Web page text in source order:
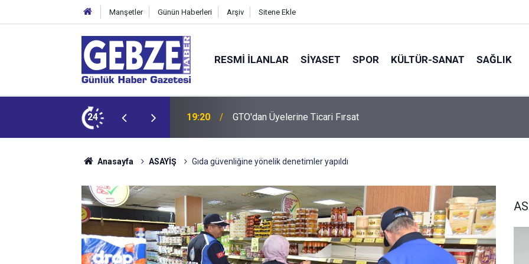
Manşetler Günün Haberleri Arşiv Sitene Ekle
RESMI İLANLAR SİYASET SPOR KÜLTÜR-SANAT SAĞLIK
24 19:19 Darıca’nın dört bir yanında yoğun mesai
Anasayfa ASAYİŞ Gıda güvenliğine yönelik denetimler yapıldı